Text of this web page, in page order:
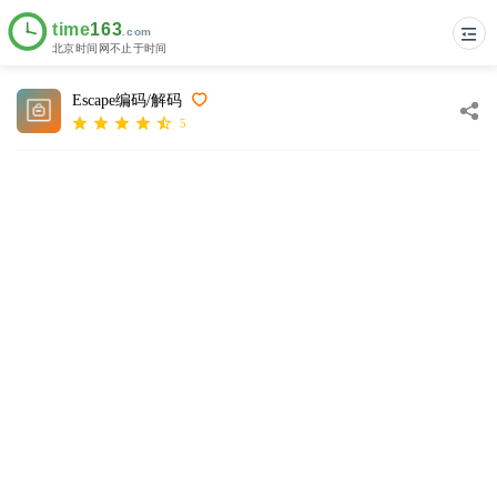
Escape编码/解码
5